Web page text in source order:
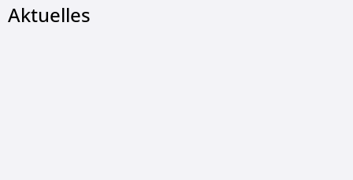
Aktuelles